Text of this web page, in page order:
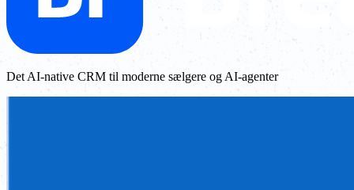
Det AI-native CRM til moderne sælgere og AI-agenter